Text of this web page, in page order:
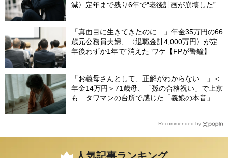
減〉定年まで残り6年で“老後計画が崩壊した”ワ
「真面目に生きてきたのに…」年金35万円の66
歳元公務員夫婦、〈退職金計4,000万円〉が定
年後わずか1年で“消えた”ワケ【FPが警鐘】
「お義母さんとして、正解がわからない…」＜
年金14万円＞71歳母、「孫の合格祝い」で上京
も…タワマンの台所で感じた「義娘の本音」
Recommended by